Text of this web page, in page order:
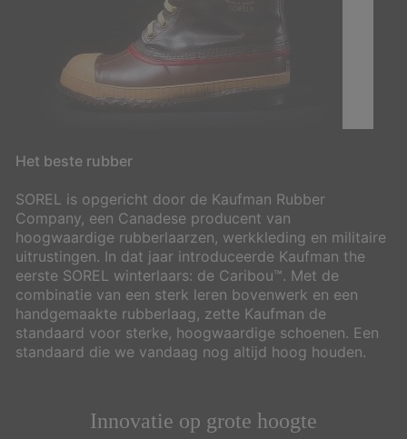
Het beste rubber
SOREL is opgericht door de Kaufman Rubber
Company, een Canadese producent van
hoogwaardige rubberlaarzen, werkkleding en militaire
uitrustingen. In dat jaar introduceerde Kaufman the
eerste SOREL winterlaars: de Caribou™. Met de
combinatie van een sterk leren bovenwerk en een
handgemaakte rubberlaag, zette Kaufman de
standaard voor sterke, hoogwaardige schoenen. Een
standaard die we vandaag nog altijd hoog houden.
Innovatie op grote hoogte